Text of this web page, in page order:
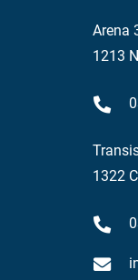
Arena
1213
1322